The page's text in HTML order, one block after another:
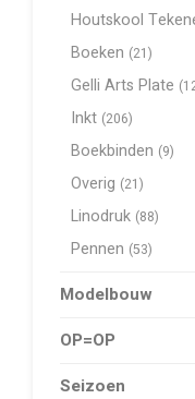
Houtskool
Boeken (21)
Gelli Arts Plate
Inkt (206)
Boekbinden (9)
Overig (21)
Linodruk (88)
Pennen (53)
Modelbouw
OP=OP
Seizoen